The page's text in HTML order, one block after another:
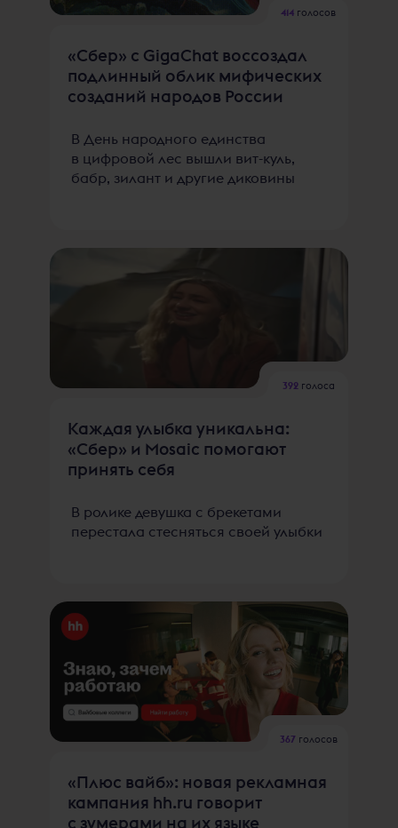
414 голосов
«Сбер» с GigaChat воссоздал
подлинный облик мифических
созданий народов России
В День народного единства
в цифровой лес вышли вит-куль,
бабр, зилант и другие диковины
392голоса
Каждая улыбка уникальна:
«Сбер» и Mosaic помогают
принять себя
В ролике девушка с брекетами
перестала стесняться своей улыбки
367голосов
«Плюс вайб»: новая рекламная
кампания hh.ru говорит
с зумерами на их языке